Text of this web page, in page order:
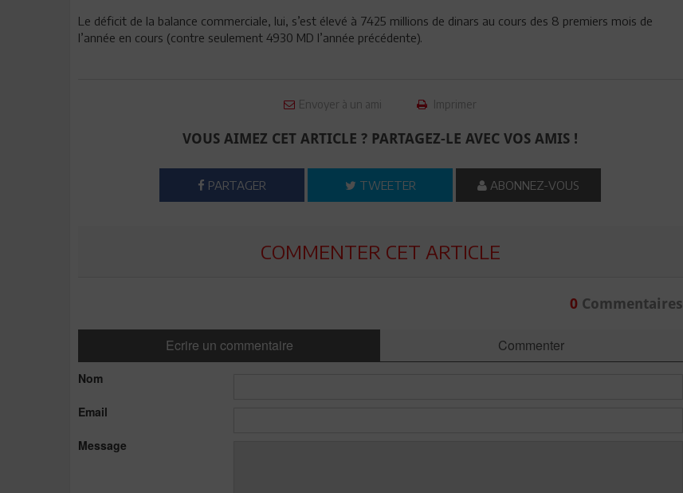
Le déficit de la balance commerciale, lui, s’est élevé à 7425 millions de dinars au cours des 8 premiers mois de
l’année en cours (contre seulement 4930 MD l’année précédente).
Envoyer à un ami Imprimer
VOUS AIMEZ CET ARTICLE ? PARTAGEZ-LE AVEC VOS AMIS !
PARTAGER TWEETER ABONNEZ-VOUS
COMMENTER CET ARTICLE
0Commentaires
Ecrire un commentaire Commenter
Nom
Email
Message